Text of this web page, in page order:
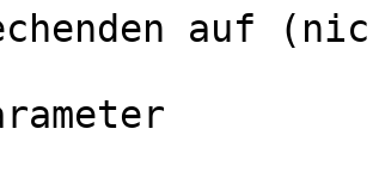
auf